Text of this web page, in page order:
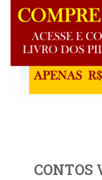
CONTOS